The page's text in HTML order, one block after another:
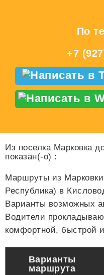
По
+7
Из поселка Марковка
показан(-о) :
Маршруты из
Республика) в
Варианты возможных
Водители
комфортной, быстрой
Варианты
маршрута